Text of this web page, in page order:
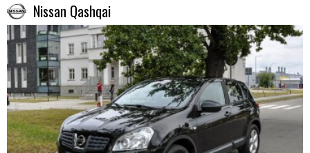
Nissan Qashqai